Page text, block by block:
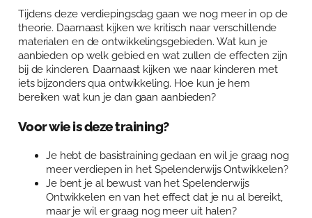
Veelgestelde vragen
Academie
Over Anja Lutz
Over Anja Lutz
Blog en Downloads
Aanbod
Gespreks- en reflectiesets
Winkelwagen
Agenda
Tijdens deze verdiepingsdag gaan we nog meer in op de
theorie. Daarnaast kijken we kritisch naar verschillende
materialen en de ontwikkelingsgebieden. Wat kun je
aanbieden op welk gebied en wat zullen de effecten zijn
bij de kinderen. Daarnaast kijken we naar kinderen met
iets bijzonders qua ontwikkeling. Hoe kun je hem
bereiken wat kun je dan gaan aanbieden?
Voor wie is deze training?
Je hebt de basistraining gedaan en wil je graag nog
meer verdiepen in het Spelenderwijs Ontwikkelen?
Je bent je al bewust van het Spelenderwijs
Ontwikkelen en van het effect dat je nu al bereikt,
maar je wil er graag nog meer uit halen?